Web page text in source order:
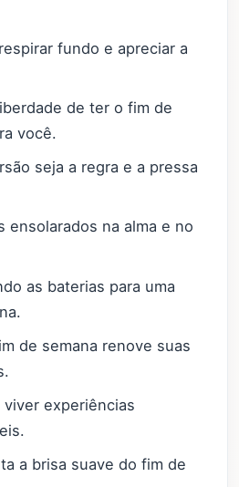
fundo e apreciar a
de ter o fim de
você.
seja a regra e a pressa
ensolarados na alma e no
as baterias para uma
de semana renove suas
viver experiências
a brisa suave do fim de